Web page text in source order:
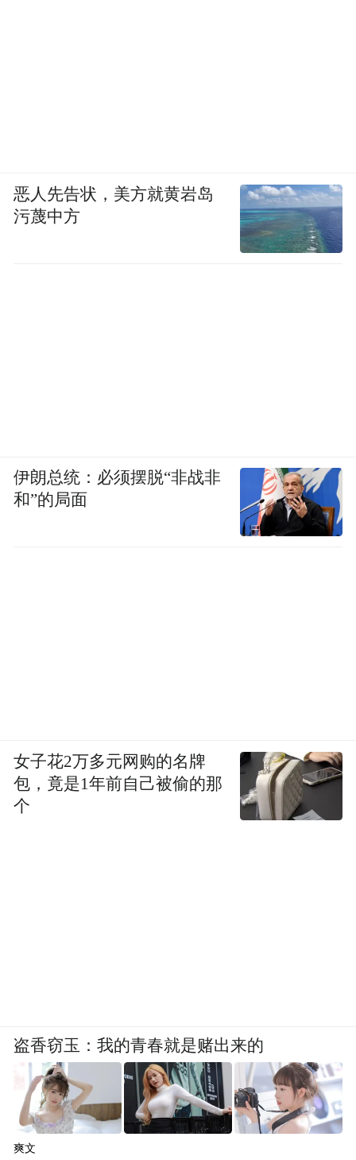
恶人先告状，美方就黄岩岛
污蔑中方
伊朗总统：必须摆脱“非战非
和”的局面
女子花2万多元网购的名牌
包，竟是1年前自己被偷的那
个
盗香窃玉：我的青春就是赌出来的
爽文